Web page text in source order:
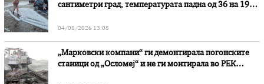
сантиметри град, температурата падна од 36 на 19
04/08/2026 13:08
„Марковски компани“ ги демонтирала погонските
станици од „Осломеј“ и не ги монтирала во РЕК